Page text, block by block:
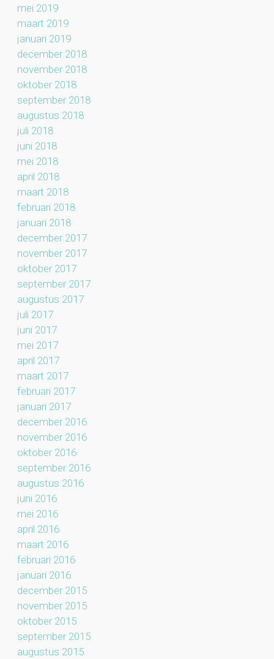
mei 2019
maart 2019
januari 2019
december 2018
november 2018
oktober 2018
september 2018
augustus 2018
juli 2018
juni 2018
mei 2018
april 2018
maart 2018
februari 2018
januari 2018
december 2017
november 2017
oktober 2017
september 2017
augustus 2017
juli 2017
juni 2017
mei 2017
april 2017
maart 2017
februari 2017
januari 2017
december 2016
november 2016
oktober 2016
september 2016
augustus 2016
juni 2016
mei 2016
april 2016
maart 2016
februari 2016
januari 2016
december 2015
november 2015
oktober 2015
september 2015
augustus 2015